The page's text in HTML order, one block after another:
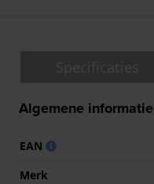
Algemene informatie
EAN
Merk